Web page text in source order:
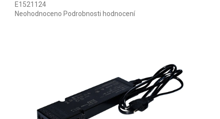
E1521124
Průměrné hodnocení produktu je 0,0 z 5 hvězdiček.
Neohodnoceno Podrobnosti hodnocení